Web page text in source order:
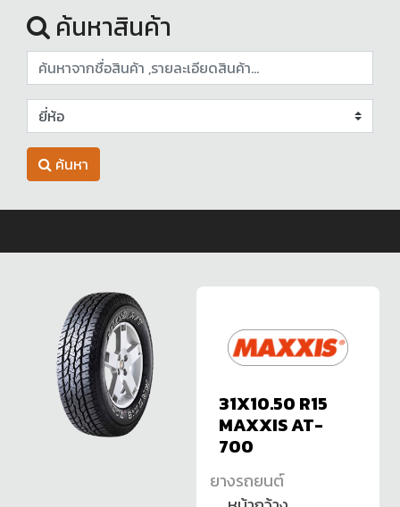
ค้นหาสินค้า
ค้นหา
31X10.50 R15
MAXXIS AT-
700
ยางรถยนต์